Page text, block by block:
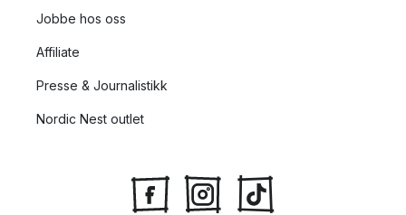
Jobbe hos oss
Affiliate
Presse & Journalistikk
Nordic Nest outlet